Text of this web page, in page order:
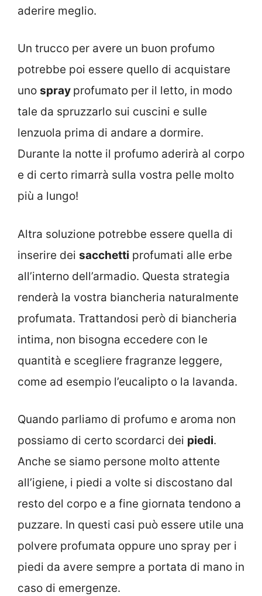
aderire meglio.
Un trucco per avere un buon profumo
potrebbe poi essere quello di acquistare
uno spray profumato per il letto, in modo
tale da spruzzarlo sui cuscini e sulle
lenzuola prima di andare a dormire.
Durante la notte il profumo aderirà al corpo
e di certo rimarrà sulla vostra pelle molto
più a lungo!
Altra soluzione potrebbe essere quella di
inserire dei sacchetti profumati alle erbe
all’interno dell’armadio. Questa strategia
renderà la vostra biancheria naturalmente
profumata. Trattandosi però di biancheria
intima, non bisogna eccedere con le
quantità e scegliere fragranze leggere,
come ad esempio l’eucalipto o la lavanda.
Quando parliamo di profumo e aroma non
possiamo di certo scordarci dei piedi.
Anche se siamo persone molto attente
all’igiene, i piedi a volte si discostano dal
resto del corpo e a fine giornata tendono a
puzzare. In questi casi può essere utile una
polvere profumata oppure uno spray per i
piedi da avere sempre a portata di mano in
caso di emergenze.